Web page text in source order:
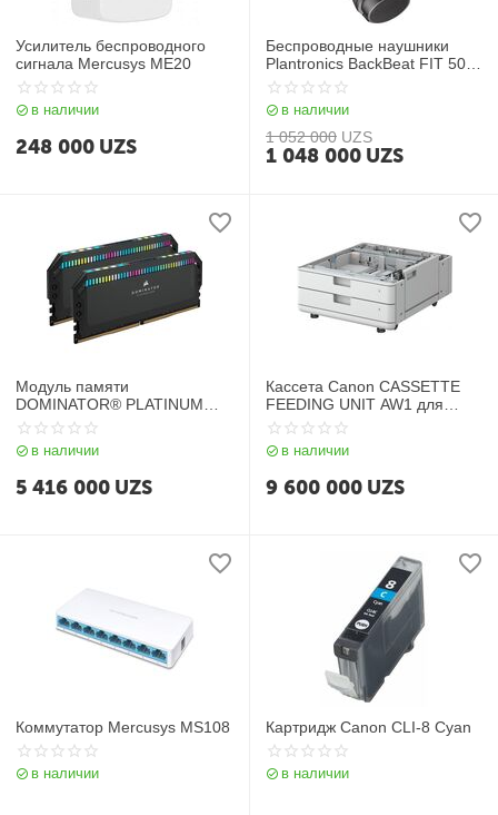
Усилитель беспроводного
сигнала Mercusys ME20
в наличии
248 000 UZS
Беспроводные наушники
Plantronics BackBeat FIT 500
Teal
в наличии
1 052 000 UZS
1 048 000 UZS
Модуль памяти
DOMINATOR® PLATINUM
RGB 64 ГБ (2x32 ГБ) DDR5
DRAM 6000 МГц C40 —
черный
в наличии
5 416 000 UZS
Кассета Canon CASSETTE
FEEDING UNIT AW1 для
Canon iRC32xx/38xx/ 2730i
в наличии
9 600 000 UZS
Коммутатор Mercusys MS108
в наличии
Картридж Canon CLI-8 Cyan
в наличии